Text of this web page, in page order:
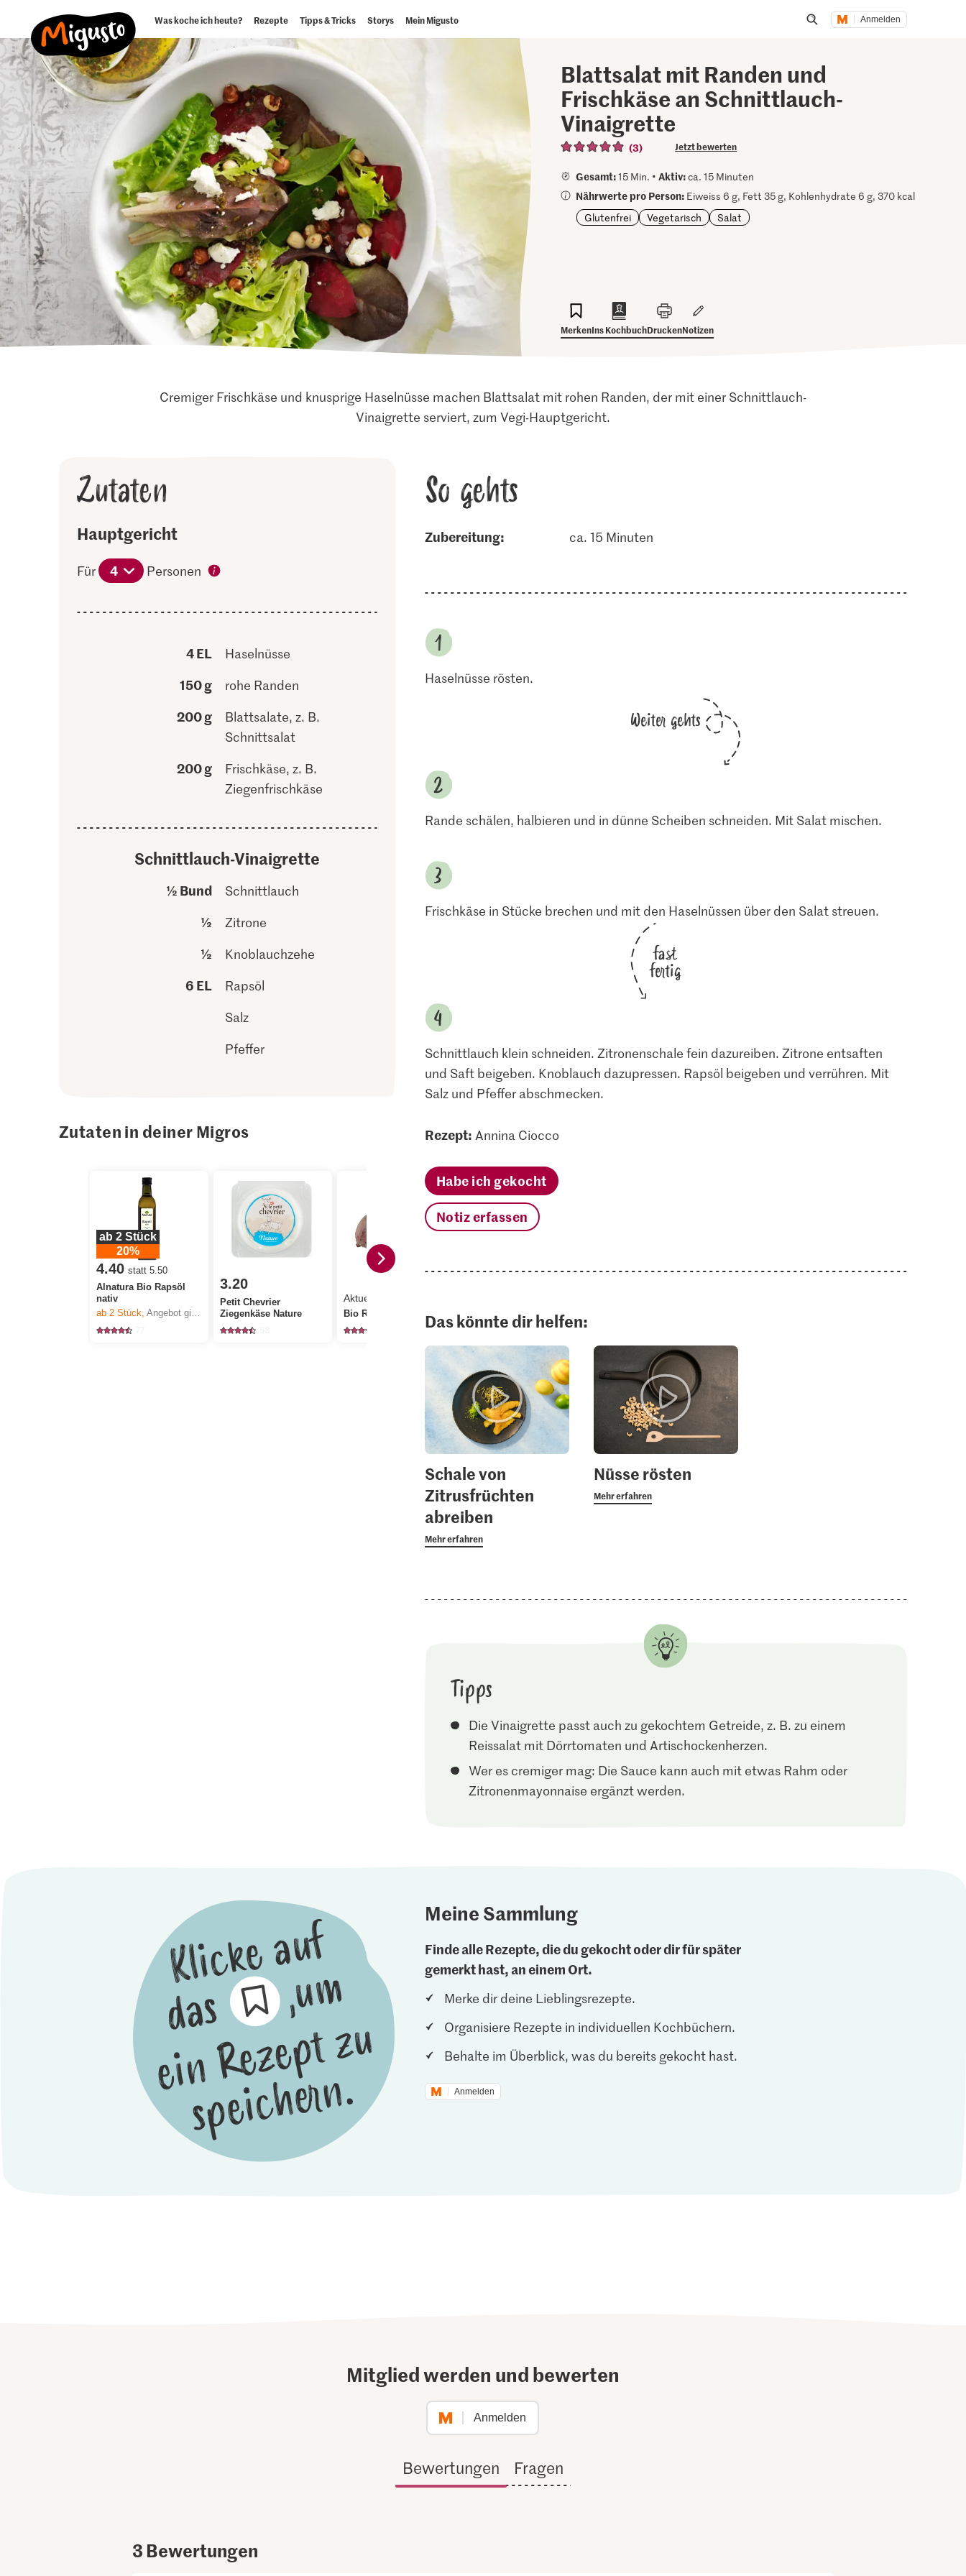
Was koche ich heute? Rezepte Tipps & Tricks Storys Mein Migusto Anmelden
Blattsalat mit Randen und
Frischkäse an Schnittlauch-
Vinaigrette
(3) Jetzt bewerten
Gesamt:15 Min. •Aktiv:ca. 15 Minuten
Nährwerte pro Person: Eiweiss 6 g, Fett 35 g, Kohlenhydrate 6 g, 370 kcal
Glutenfrei
Vegetarisch Salat
MerkenIns KochbuchDruckenNotizen
Cremiger Frischkäse und knusprige Haselnüsse machen Blattsalat mit rohen Randen, der mit einer Schnittlauch-
Vinaigrette serviert, zum Vegi-Hauptgericht.
Zutaten
Hauptgericht
Für 4 Personen
4 EL Haselnüsse
150 g rohe Randen
200 g
Blattsalate, z. B.
Schnittsalat
200 g
Frischkäse, z. B.
Ziegenfrischkäse
Schnittlauch-Vinaigrette
½ Bund Schnittlauch
½ Zitrone
½ Knoblauchzehe
6 EL
Rapsöl
Salz
Pfeffer
Zutaten in deiner Migros
ab 2 Stück
20%
4.40 statt 5.50
Alnatura Bio Rapsöl
nativ
ab 2Stück,Angebot gilt nur vom 6.8. bis 12.8.2026, solange Vorrat.
3.20
Petit Chevrier
Ziegenkäse Nature
Aktueller Tagespreis
Bio Randen Migros Jungblattsalat
272
So gehts
Zubereitung: ca. 15 Minuten
Haselnüsse rösten.
Weiter gehts
Rande schälen, halbieren und in dünne Scheiben schneiden. Mit Salat mischen.
Frischkäse in Stücke brechen und mit den Haselnüssen über den Salat streuen.
fast
fertig
Schnittlauch klein schneiden. Zitronenschale fein dazureiben. Zitrone entsaften
und Saft beigeben. Knoblauch dazupressen. Rapsöl beigeben und verrühren. Mit
Salz und Pfeffer abschmecken.
Rezept: Annina Ciocco
Habe ich gekocht
Notiz erfassen
Das könnte dir helfen:
Schale von
Zitrusfrüchten
abreiben
Mehr erfahren
Nüsse rösten
Mehr erfahren
Tipps
Die Vinaigrette passt auch zu gekochtem Getreide, z. B. zu einem
Reissalat mit Dörrtomaten und Artischockenherzen.
Wer es cremiger mag: Die Sauce kann auch mit etwas Rahm oder
Zitronenmayonnaise ergänzt werden.
Meine Sammlung
Finde alle Rezepte, die du gekocht oder dir für später
gemerkt hast, an einem Ort.
Merke dir deine Lieblingsrezepte.
Organisiere Rezepte in individuellen Kochbüchern.
Behalte im Überblick, was du bereits gekocht hast.
Anmelden
Mitglied werden und bewerten
Anmelden
Bewertungen Fragen
3 Bewertungen